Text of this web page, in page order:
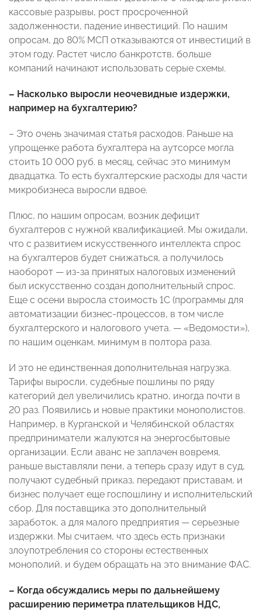
кассовые разрывы, рост просроченной
задолженности, падение инвестиций. По нашим
опросам, до 80% МСП отказываются от инвестиций в
этом году. Растет число банкротств, больше
компаний начинают использовать серые схемы.
– Насколько выросли неочевидные издержки,
например на бухгалтерию?
– Это очень значимая статья расходов. Раньше на
упрощенке работа бухгалтера на аутсорсе могла
стоить 10 000 руб. в месяц, сейчас это минимум
двадцатка. То есть бухгалтерские расходы для части
микробизнеса выросли вдвое.
Плюс, по нашим опросам, возник дефицит
бухгалтеров c нужной квалификацией. Мы ожидали,
что с развитием искусственного интеллекта спрос
на бухгалтеров будет снижаться, а получилось
наоборот — из-за принятых налоговых изменений
был искусственно создан дополнительный спрос.
Еще с осени выросла стоимость 1С (программы для
автоматизации бизнес-процессов, в том числе
бухгалтерского и налогового учета. — «Ведомости»),
по нашим оценкам, минимум в полтора раза.
И это не единственная дополнительная нагрузка.
Тарифы выросли, судебные пошлины по ряду
категорий дел увеличились кратно, иногда почти в
20 раз. Появились и новые практики монополистов.
Например, в Курганской и Челябинской областях
предприниматели жалуются на энергосбытовые
организации. Если аванс не заплачен вовремя,
раньше выставляли пени, а теперь сразу идут в суд,
получают судебный приказ, передают приставам, и
бизнес получает еще госпошлину и исполнительский
сбор. Для поставщика это дополнительный
заработок, а для малого предприятия — серьезные
издержки. Мы считаем, что здесь есть признаки
злоупотребления со стороны естественных
монополий, и будем обращать на это внимание ФАС.
– Когда обсуждались меры по дальнейшему
расширению периметра плательщиков НДС,